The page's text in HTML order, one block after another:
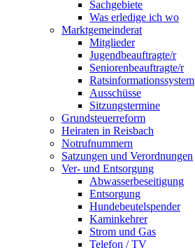
Sachgebiete
Was erledige ich wo
Marktgemeinderat
Mitglieder
Jugendbeauftragte/r
Seniorenbeauftragte/r
Ratsinformationssystem
Ausschüsse
Sitzungstermine
Grundsteuerreform
Heiraten in Reisbach
Notrufnummern
Satzungen und Verordnungen
Ver- und Entsorgung
Abwasserbeseitigung
Entsorgung
Hundebeutelspender
Kaminkehrer
Strom und Gas
Telefon / TV